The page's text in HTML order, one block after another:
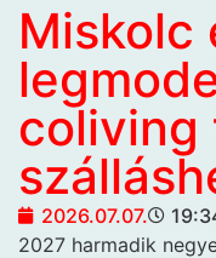
Miskolc
coliving
2026.07.07.
2027 harmadik